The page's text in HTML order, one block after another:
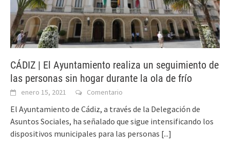
CÁDIZ | El Ayuntamiento realiza un seguimiento de
las personas sin hogar durante la ola de frío
enero 15, 2021 Comentario
El Ayuntamiento de Cádiz, a través de la Delegación de
Asuntos Sociales, ha señalado que sigue intensificando los
dispositivos municipales para las personas [...]